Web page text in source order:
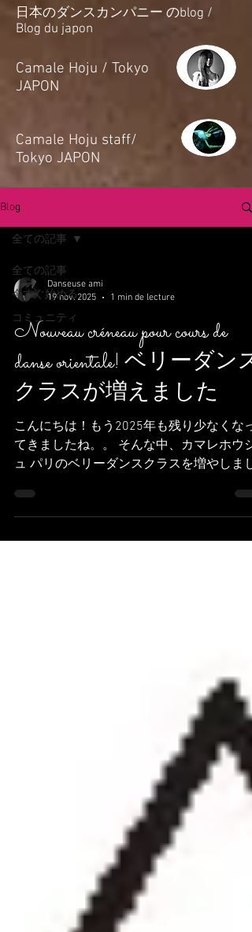
日本のダンスカンパニー のblog /
Blog du japon
​Camale Hoju / Tokyo
JAPON
​Camale Hoju staff/
Tokyo JAPON
Blog
全ての記事
今すぐ始める
コミュニティ
全ての記事
Danseuse ami
19 nov. 2025
1 min de lecture
Nouveau créneau pour cours de
danse orientale! ベリーダンス
クラスが増えました
こんにちは！もう2025年も残り少なくなっ
てきましたね。。 そんな中、カマレホウジ
ュ パリのベリーダンスクラスを増やしまし
す。 もしお時間があればお越しください♪
在6月のfin saisonに向けてたくさん振り付
曲をやっている最中です！ Salut! il reste